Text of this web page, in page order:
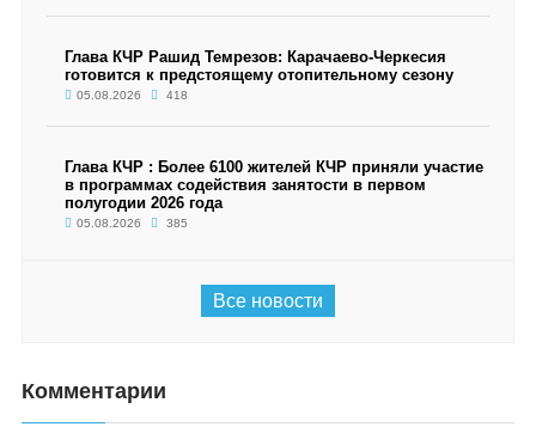
Глава КЧР Рашид Темрезов: Карачаево-Черкесия
готовится к предстоящему отопительному сезону
05.08.2026 418
Глава КЧР : Более 6100 жителей КЧР приняли участие
в программах содействия занятости в первом
полугодии 2026 года
05.08.2026 385
Все новости
Комментарии